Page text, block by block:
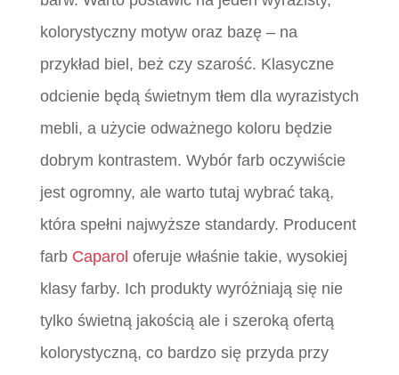
kolorystyczny motyw oraz bazę – na
przykład biel, beż czy szarość. Klasyczne
odcienie będą świetnym tłem dla wyrazistych
mebli, a użycie odważnego koloru będzie
dobrym kontrastem. Wybór farb oczywiście
jest ogromny, ale warto tutaj wybrać taką,
która spełni najwyższe standardy. Producent
farb Caparol oferuje właśnie takie, wysokiej
klasy farby. Ich produkty wyróżniają się nie
tylko świetną jakością ale i szeroką ofertą
kolorystyczną, co bardzo się przyda przy